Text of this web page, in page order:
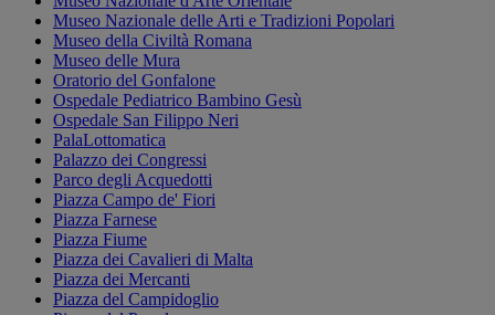
Museo Nazionale delle Arti e Tradizioni Popolari
Museo della Civiltà Romana
Museo delle Mura
Oratorio del Gonfalone
Ospedale Pediatrico Bambino Gesù
Ospedale San Filippo Neri
PalaLottomatica
Palazzo dei Congressi
Parco degli Acquedotti
Piazza Campo de' Fiori
Piazza Farnese
Piazza Fiume
Piazza dei Cavalieri di Malta
Piazza dei Mercanti
Piazza del Campidoglio